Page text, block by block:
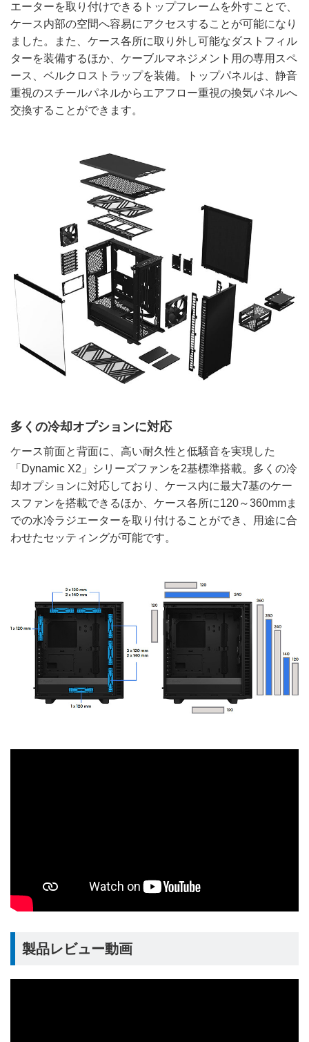
エーターを取り付けできるトップフレームを外すことで、
ケース内部の空間へ容易にアクセスすることが可能になり
ました。また、ケース各所に取り外し可能なダストフィル
ターを装備するほか、ケーブルマネジメント用の専用スペ
ース、ベルクロストラップを装備。トップパネルは、静音
重視のスチールパネルからエアフロー重視の換気パネルへ
交換することができます。
多くの冷却オプションに対応
ケース前面と背面に、高い耐久性と低騒音を実現した
「Dynamic X2」シリーズファンを2基標準搭載。多くの冷
却オプションに対応しており、ケース内に最大7基のケー
スファンを搭載できるほか、ケース各所に120～360mmま
での水冷ラジエーターを取り付けることができ、用途に合
わせたセッティングが可能です。
製品レビュー動画